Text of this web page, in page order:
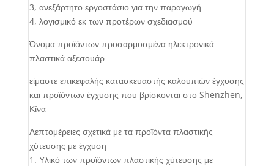
3, ανεξάρτητο εργοστάσιο για την παραγωγή
4, λογισμικό εκ των προτέρων σχεδιασμού
Όνομα προϊόντων προσαρμοσμένα ηλεκτρονικά
πλαστικά αξεσουάρ
είμαστε επικεφαλής κατασκευαστής καλουπιών έγχυσης
και προϊόντων έγχυσης που βρίσκονται στο Shenzhen,
Κίνα
Λεπτομέρειες σχετικά με τα προϊόντα πλαστικής
χύτευσης με έγχυση
1. Υλικό των προϊόντων πλαστικής χύτευσης με